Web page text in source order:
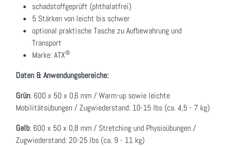
schadstoffgeprüft (phthalatfrei)
5 Stärken von leicht bis schwer
optional praktische Tasche zu Aufbewahrung und
Transport
Marke: ATX®
Daten & Anwendungsbereiche:
Grün: 600 x 50 x 0,6 mm / Warm-up sowie leichte
Mobilitätsübungen / Zugwiederstand: 10-15 lbs (ca. 4,5 - 7 kg)
Gelb: 600 x 50 x 0,8 mm / Stretching und Physioübungen /
Zugwiederstand: 20-25 lbs (ca. 9 - 11 kg)